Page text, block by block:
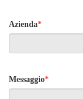
Azienda*
Messaggio*